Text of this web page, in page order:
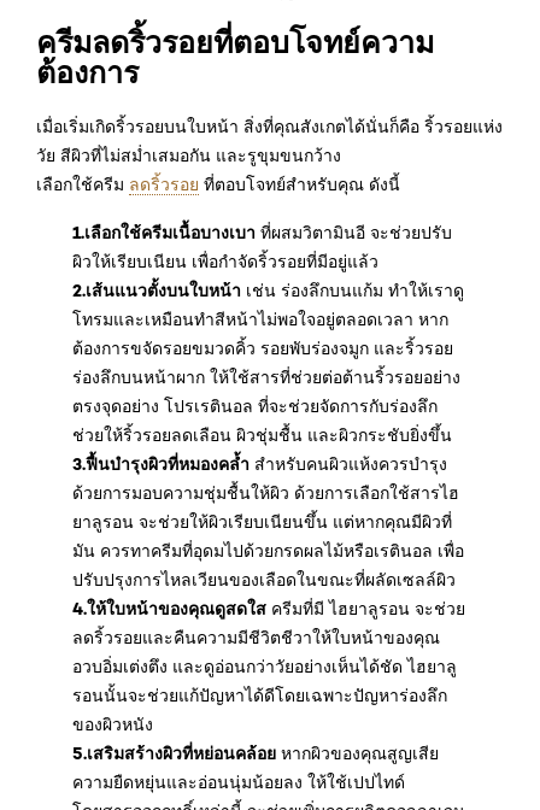
ครีมลดริ้วรอยที่ตอบโจทย์ความ
ต้องการ
เมื่อเริ่มเกิดริ้วรอยบนใบหน้า สิ่งที่คุณสังเกตได้นั่นก็คือ ริ้วรอยแห่ง
วัย สีผิวที่ไม่สม่ำเสมอกัน และรูขุมขนกว้าง
เลือกใช้ครีม ลดริ้วรอย ที่ตอบโจทย์สำหรับคุณ ดังนี้
1.เลือกใช้ครีมเนื้อบางเบา ที่ผสมวิตามินอี จะช่วยปรับ
ผิวให้เรียบเนียน เพื่อกำจัดริ้วรอยที่มีอยู่แล้ว
2.เส้นแนวตั้งบนใบหน้า เช่น ร่องลึกบนแก้ม ทำให้เราดู
โทรมและเหมือนทำสีหน้าไม่พอใจอยู่ตลอดเวลา หาก
ต้องการขจัดรอยขมวดคิ้ว รอยพับร่องจมูก และริ้วรอย
ร่องลึกบนหน้าผาก ให้ใช้สารที่ช่วยต่อต้านริ้วรอยอย่าง
ตรงจุดอย่าง โปรเรตินอล ที่จะช่วยจัดการกับร่องลึก
ช่วยให้ริ้วรอยลดเลือน ผิวชุ่มชื้น และผิวกระชับยิ่งขึ้น
3.ฟื้นบำรุงผิวที่หมองคล้ำ สำหรับคนผิวแห้งควรบำรุง
ด้วยการมอบความชุ่มชื้นให้ผิว ด้วยการเลือกใช้สารไฮ
ยาลูรอน จะช่วยให้ผิวเรียบเนียนขึ้น แต่หากคุณมีผิวที่
มัน ควรทาครีมที่อุดมไปด้วยกรดผลไม้หรือเรตินอล เพื่อ
ปรับปรุงการไหลเวียนของเลือดในขณะที่ผลัดเซลล์ผิว
4.ให้ใบหน้าของคุณดูสดใส ครีมที่มี ไฮยาลูรอน จะช่วย
ลดริ้วรอยและคืนความมีชีวิตชีวาให้ใบหน้าของคุณ
อวบอิ่มเต่งตึง และดูอ่อนกว่าวัยอย่างเห็นได้ชัด ไฮยาลู
รอนนั้นจะช่วยแก้ปัญหาได้ดีโดยเฉพาะปัญหาร่องลึก
ของผิวหนัง
5.เสริมสร้างผิวที่หย่อนคล้อย หากผิวของคุณสูญเสีย
ความยืดหยุ่นและอ่อนนุ่มน้อยลง ให้ใช้เปปไทด์